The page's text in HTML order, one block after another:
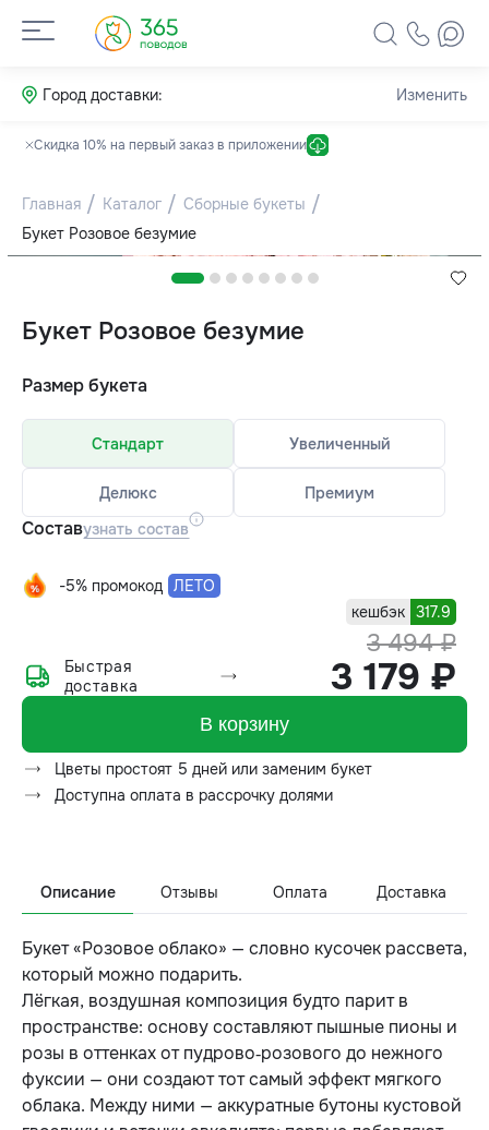
Город доставки: Изменить
Скидка 10% на первый заказ в приложении
Главная Каталог
Сборные букеты
Букет Розовое безумие
Букет Розовое безумие
Размер букета
Стандарт Увеличенный
Делюкс Премиум
Составузнать состав
-5% промокод ЛЕТО
кешбэк 317.9
3 494 ₽
3 179 ₽
Быстрая
доставка
В корзину
Цветы простоят 5 дней или заменим букет
Доступна оплата в рассрочку долями
Описание Отзывы Оплата Доставка
Букет «Розовое облако» — словно кусочек рассвета,
который можно подарить.
Лёгкая, воздушная композиция будто парит в
пространстве: основу составляют пышные пионы и
розы в оттенках от пудрово‑розового до нежного
фуксии — они создают тот самый эффект мягкого
облака. Между ними — аккуратные бутоны кустовой